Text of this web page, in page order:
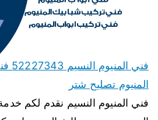
فني
المنيوم تصليح شتر
فني المنيوم النسيم نقدم لكم